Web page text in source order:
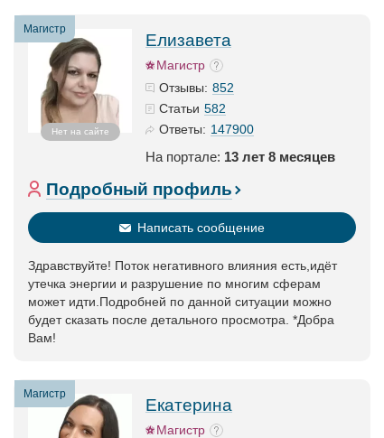
Магистр
Нет на сайте
Елизавета
Магистр
Отзывы: 852
Статьи 582
Ответы: 147900
На портале: 13 лет 8 месяцев
Подробный профиль
Написать сообщение
Здравствуйте! Поток негативного влияния есть,идёт
утечка энергии и разрушение по многим сферам
может идти.Подробней по данной ситуации можно
будет сказать после детального просмотра. *Добра
Вам!
Магистр
Екатерина
Магистр